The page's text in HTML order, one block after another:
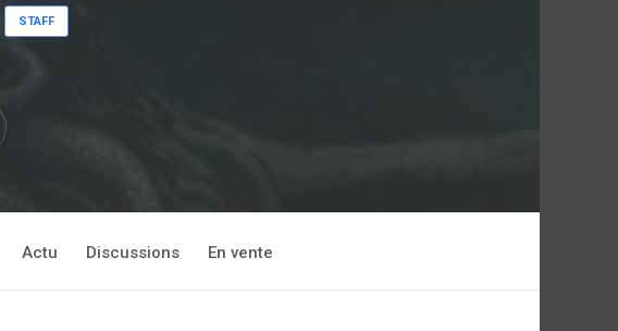
STAFF
Actu Discussions En vente